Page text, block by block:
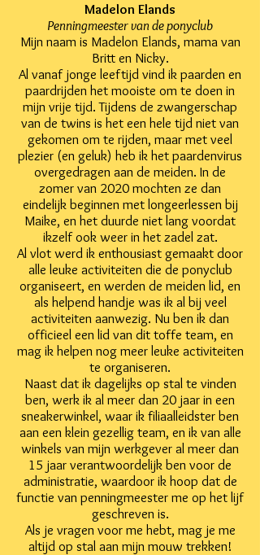
Madelon Elands
Penningmeester van de ponyclub
Mijn naam is Madelon Elands, mama van
Britt en Nicky.
Al vanaf jonge leeftijd vind ik paarden en
paardrijden het mooiste om te doen in
mijn vrije tijd. Tijdens de zwangerschap
van de twins is het een hele tijd niet van
gekomen om te rijden, maar met veel
plezier (en geluk) heb ik het paardenvirus
overgedragen aan de meiden. In de
zomer van 2020 mochten ze dan
eindelijk beginnen met longeerlessen bij
Maike, en het duurde niet lang voordat
ikzelf ook weer in het zadel zat.
Al vlot werd ik enthousiast gemaakt door
alle leuke activiteiten die de ponyclub
organiseert, en werden de meiden lid, en
als helpend handje was ik al bij veel
activiteiten aanwezig. Nu ben ik dan
officieel een lid van dit toffe team, en
mag ik helpen nog meer leuke activiteiten
te organiseren.
Naast dat ik dagelijks op stal te vinden
ben, werk ik al meer dan 20 jaar in een
sneakerwinkel, waar ik filiaalleidster ben
aan een klein gezellig team, en ik van alle
winkels van mijn werkgever al meer dan
15 jaar verantwoordelijk ben voor de
administratie, waardoor ik hoop dat de
functie van penningmeester me op het lijf
geschreven is.
Als je vragen voor me hebt, mag je me
altijd op stal aan mijn mouw trekken!